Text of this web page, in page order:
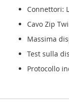
Connettori:
Cavo Zip
Massima
Test sulla
Protocollo